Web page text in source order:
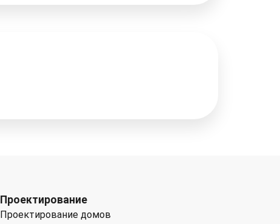
Проектирование
Проектирование домов